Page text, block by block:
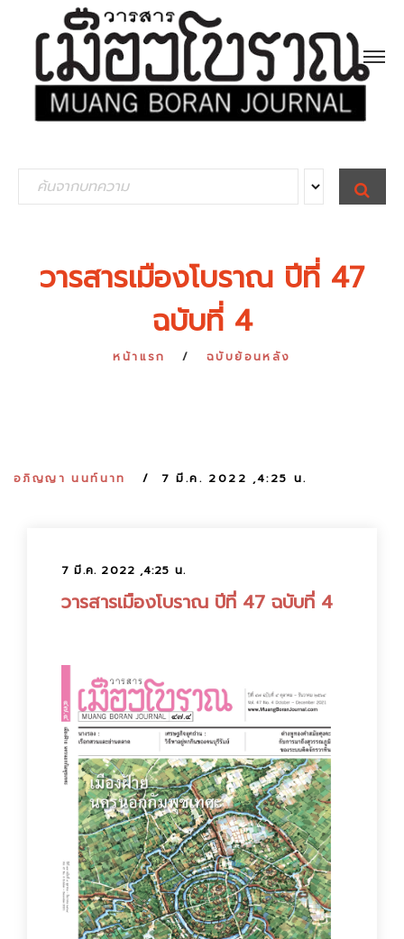
e
S
E
A
วารสารเมืองโบราณ ปีที่ 47
ฉบับที่ 4
หน้าแรก ฉบับย้อนหลัง
อภิญญา นนท์นาท 7 มี.ค. 2022 ,4:25 น.
7 มี.ค. 2022 ,4:25 น.
วารสารเมืองโบราณ ปีที่ 47 ฉบับที่ 4